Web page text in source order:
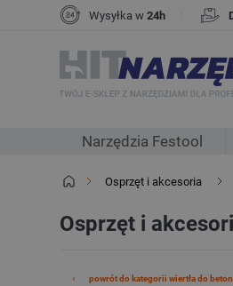
Wysyłka w24h
Narzędzia Festool
Osprzęt i akcesoria
Osprzęt i
powrót do kategorii wiertła do